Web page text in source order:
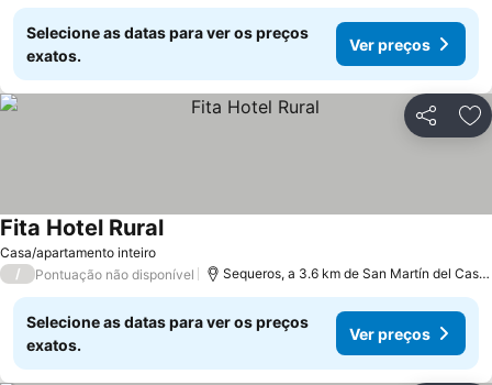
Selecione as datas para ver os preços
exatos.
Ver preços
Partilhar
Casa/apartamento inteiro
Fita Hotel RuralVer preços
/ Pontuação não disponível Sequeros, a 3.6 km de San Martín del
Selecione as datas para ver os preços
exatos.
Ver preços